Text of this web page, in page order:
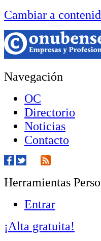
Cambiar a
Navegación
OC
Directorio
Noticias
Contacto
Herramientas
Entrar
¡Alta gratuita!